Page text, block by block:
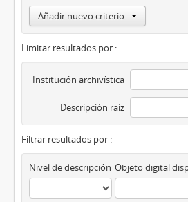
Añadir nuevo criterio
Limitar resultados por :
Institución archivística
Descripción raíz
Filtrar resultados por :
Nivel de descripción